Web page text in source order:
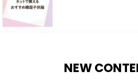
NEW